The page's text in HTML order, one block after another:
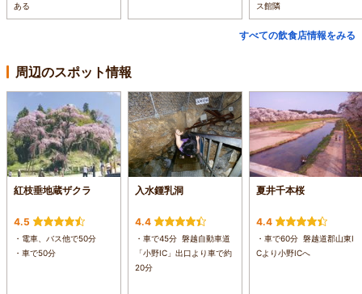
ある
ス館隣
すべての飲食店情報をみる
周辺のスポット情報
紅枝垂地蔵ザクラ
4.5
・電車、バス他で50分
・車で50分
入水鍾乳洞
4.4
・車で45分 磐越自動車道
「小野IC」出口より車で約
20分
夏井千本桜
4.4
・車で60分 磐越道郡山東I
Cより小野ICへ